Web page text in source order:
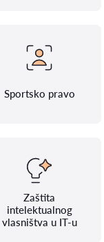
Sportsko pravo
Zaštita
intelektualnog
vlasništva u IT-u